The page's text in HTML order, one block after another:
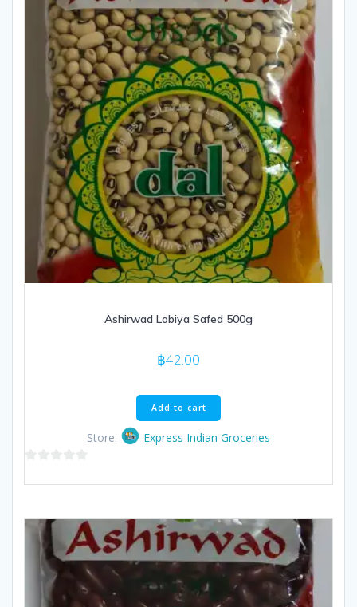
Ashirwad Lobiya Safed 500g
฿42.00
Add to cart
Store: Express Indian Groceries